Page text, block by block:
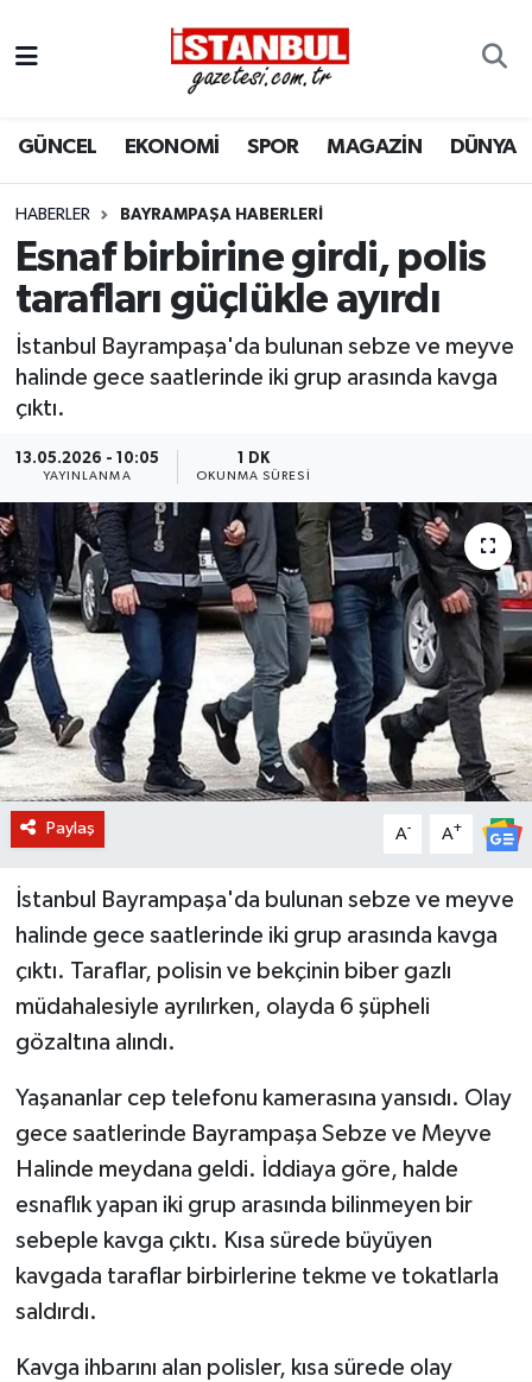
GÜNCEL EKONOMİ SPOR MAGAZİN DÜNYA
HABERLER BAYRAMPAŞA HABERLERI
Esnaf birbirine girdi, polis
tarafları güçlükle ayırdı
İstanbul Bayrampaşa'da bulunan sebze ve meyve
halinde gece saatlerinde iki grup arasında kavga
çıktı.
13.05.2026 - 10:05
YAYINLANMA
1 DK
OKUNMA SÜRESI
Paylaş A- A+
İstanbul Bayrampaşa'da bulunan sebze ve meyve
halinde gece saatlerinde iki grup arasında kavga
çıktı. Taraflar, polisin ve bekçinin biber gazlı
müdahalesiyle ayrılırken, olayda 6 şüpheli
gözaltına alındı.
Yaşananlar cep telefonu kamerasına yansıdı. Olay
gece saatlerinde Bayrampaşa Sebze ve Meyve
Halinde meydana geldi. İddiaya göre, halde
esnaflık yapan iki grup arasında bilinmeyen bir
sebeple kavga çıktı. Kısa sürede büyüyen
kavgada taraflar birbirlerine tekme ve tokatlarla
saldırdı.
Kavga ihbarını alan polisler, kısa sürede olay
EKONOMİ
İSTANBUL
DÜNYA
MAGAZİN
KÜLTÜR SANAT
SAĞLIK
BİLİM VE TEKNOLOJİ
OTOMOBİL
KURUMSAL
Nöbetçi Eczaneler
Hava Durumu
Trafik Durumu
Süper Lig Puan Durumu ve Fikstür
Son Dakika Haberleri
Haber Arşivi